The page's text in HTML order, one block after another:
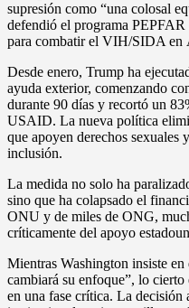
supresión como “una colosal
defendió el programa
para combatir el VIH/SIDA en
Desde enero, Trump ha
ayuda exterior, comenzando
durante 90 días y recortó un
USAID. La nueva política
que apoyen derechos
inclusión.
La medida no solo ha
sino que ha colapsado el
ONU y de miles de ONG,
críticamente del apoyo
Mientras Washington insiste
cambiará su enfoque”, lo
en una fase crítica. La decisión